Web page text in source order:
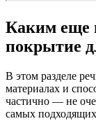
Каким еще
покрытие
В этом разделе
материалах и
частично — не
самых